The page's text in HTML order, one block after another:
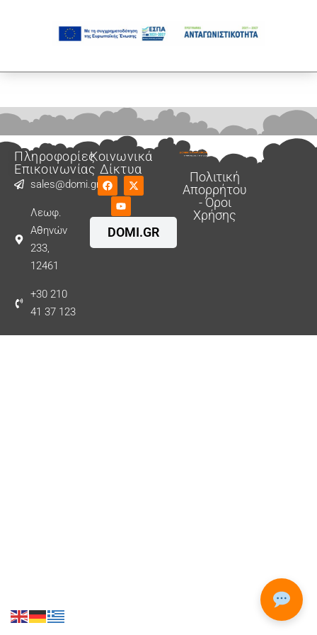
Πληροφορίες
Επικοινωνίας
sales@domi.gr
Λεωφ.
Αθηνών
233,
12461
+30 210
41 37 123
Κοινωνικά
Δίκτυα
DOMI.GR
Πολιτική
Απορρήτου
- Όροι
Χρήσης